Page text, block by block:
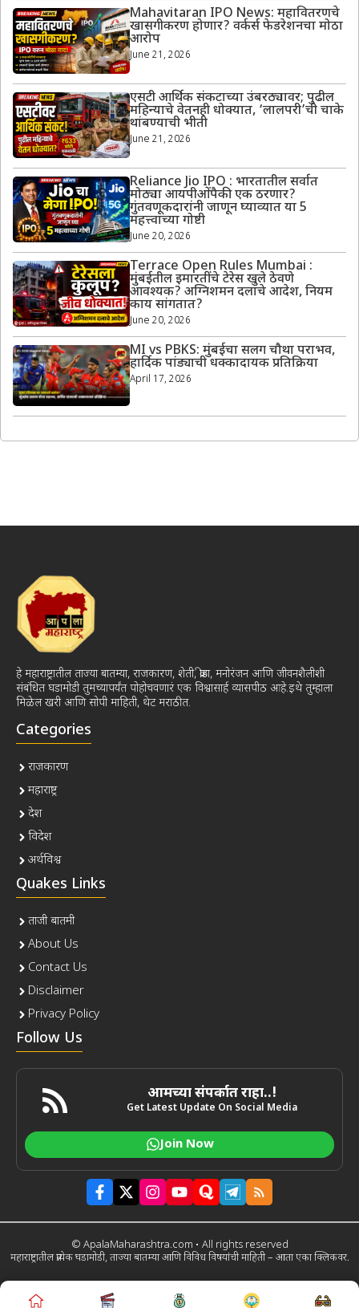
Mahavitaran IPO News: महावितरणचे
खासगीकरण होणार? वर्कर्स फेडरेशनचा मोठा
आरोप
June 21, 2026
एसटी आर्थिक संकटाच्या उंबरठ्यावर; पुढील
महिन्याचे वेतनही धोक्यात, ‘लालपरी’ची चाके
थांबण्याची भीती
June 21, 2026
Reliance Jio IPO : भारतातील सर्वात
मोठ्या आयपीओंपैकी एक ठरणार?
गुंतवणूकदारांनी जाणून घ्याव्यात या 5
महत्त्वाच्या गोष्टी
June 20, 2026
Terrace Open Rules Mumbai :
मुंबईतील इमारतींचे टेरेस खुले ठेवणे
आवश्यक? अग्निशमन दलाचे आदेश, नियम
काय सांगतात?
June 20, 2026
MI vs PBKS: मुंबईचा सलग चौथा पराभव,
हार्दिक पांड्याची धक्कादायक प्रतिक्रिया
April 17, 2026
हे महाराष्ट्रातील ताज्या बातम्या, राजकारण, शेती, क्रीडा, मनोरंजन आणि जीवनशैलीशी
संबंधित घडामोडी तुमच्यापर्यंत पोहोचवणारं एक विश्वासार्ह व्यासपीठ आहे.इथे तुम्हाला
मिळेल खरी आणि सोपी माहिती, थेट मराठीत.
Categories
राजकारण
महाराष्ट्र
देश
विदेश
अर्थविश्व
Quakes Links
ताजी बातमी
About Us
Contact Us
Disclaimer
Privacy Policy
Follow Us
आमच्या संपर्कात राहा..!
Get Latest Update On Social Media
Join Now
© ApalaMaharashtra.com • All rights reserved
महाराष्ट्रातील प्रत्येक घडामोडी, ताज्या बातम्या आणि विविध विषयांची माहिती – आता एका क्लिकवर.